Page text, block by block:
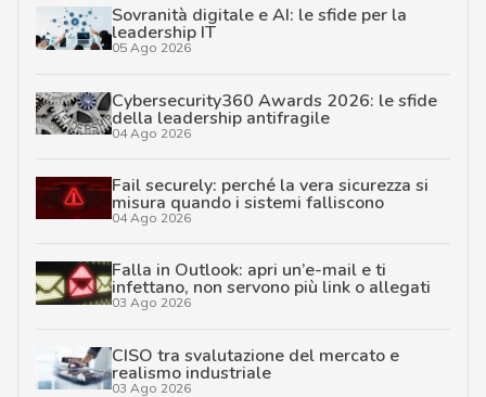
Sovranità digitale e AI: le sfide per la
leadership IT
05 Ago 2026
Cybersecurity360 Awards 2026: le sfide
della leadership antifragile
04 Ago 2026
Fail securely: perché la vera sicurezza si
misura quando i sistemi falliscono
04 Ago 2026
Falla in Outlook: apri un’e-mail e ti
infettano, non servono più link o allegati
03 Ago 2026
CISO tra svalutazione del mercato e
realismo industriale
03 Ago 2026